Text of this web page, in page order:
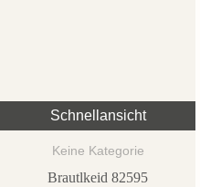
Schnellansicht
Keine Kategorie
Brautlkeid 82595